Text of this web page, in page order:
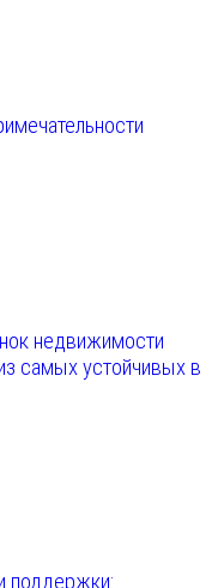
недвижимости
самых устойчивых в
поддержки: